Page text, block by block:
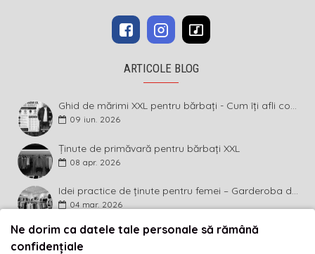
ARTICOLE BLOG
Ghid de mărimi XXL pentru bărbați - Cum îți afli corect măsura și ce înseamnă diferența dintre mărimi
09 iun. 2026
Ținute de primăvară pentru bărbați XXL
08 apr. 2026
Idei practice de ținute pentru femei – Garderoba de primăvară 2026 în mărimi mari
04 mar. 2026
BULETIN INFORMATIV
Ne dorim ca datele tale personale să rămână
confidențiale